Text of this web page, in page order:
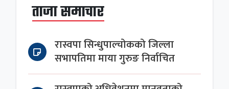
ताजा समाचार
रास्वपा सिन्धुपाल्चोकको जिल्ला
सभापतिमा माया गुरुङ निर्वाचित